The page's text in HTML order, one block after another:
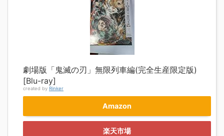
劇場版「鬼滅の刃」無限列車編(完全生産限定版)
[Blu-ray]
created by Rinker
Amazon
楽天市場